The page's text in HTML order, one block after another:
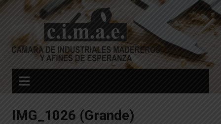
Skip
IMG_1026 (Grande)